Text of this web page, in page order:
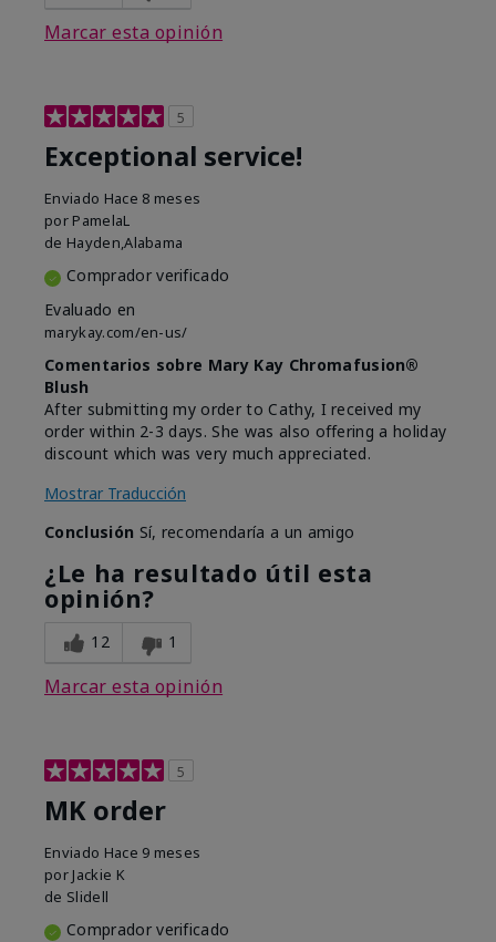
Marcar esta opinión
5
Exceptional service!
Enviado Hace 8 meses
por PamelaL
de Hayden,Alabama
Comprador verificado
Evaluado en
marykay.com/en-us/
Comentarios sobre Mary Kay Chromafusion®
Blush
After submitting my order to Cathy, I received my
order within 2-3 days. She was also offering a holiday
discount which was very much appreciated.
Mostrar Traducción
Conclusión Sí, recomendaría a un amigo
¿Le ha resultado útil esta
opinión?
12 1
Marcar esta opinión
5
MK order
Enviado Hace 9 meses
por Jackie K
de Slidell
Comprador verificado